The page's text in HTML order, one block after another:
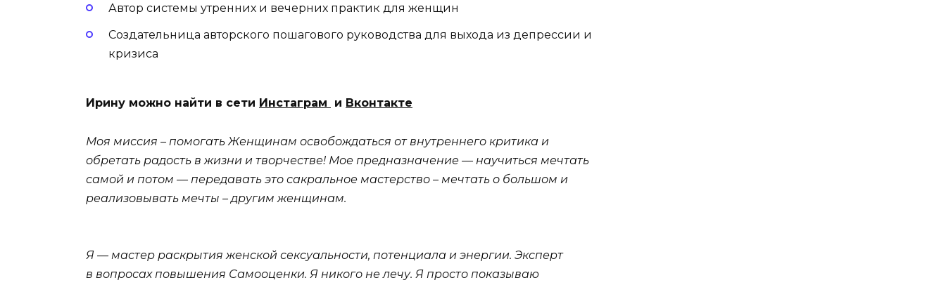
Автор системы утренних и вечерних практик для женщин
Создательница авторского пошагового руководства для выхода из депрессии и
кризиса
Ирину можно найти в сети Инстаграм и Вконтакте
Моя миссия – помогать Женщинам освобождаться от внутреннего критика и
обретать радость в жизни и творчестве! Мое предназначение — научиться мечтать
самой и потом — передавать это сакральное мастерство – мечтать о большом и
реализовывать мечты – другим женщинам.
Я — мастер раскрытия женской сексуальности, потенциала и энергии. Эксперт
в вопросах повышения Самооценки. Я никого не лечу. Я просто показываю